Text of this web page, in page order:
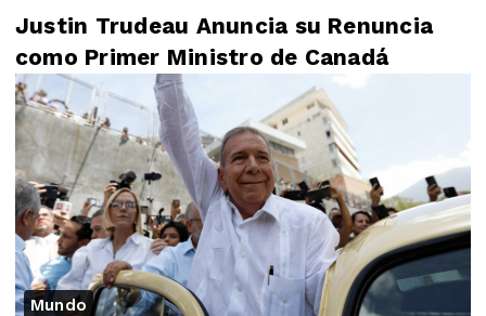
Justin Trudeau Anuncia su Renuncia
como Primer Ministro de Canadá
Mundo